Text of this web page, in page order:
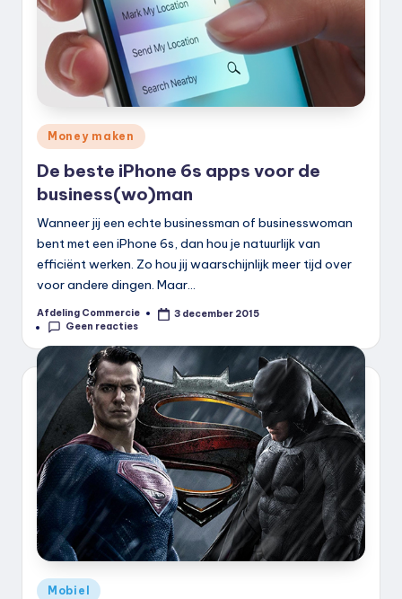
Geplaatst
Money maken
De beste iPhone 6s apps voor de
business(wo)man
Wanneer jij een echte businessman of businesswoman
bent met een iPhone 6s, dan hou je natuurlijk van
efficiënt werken. Zo hou jij waarschijnlijk meer tijd over
voor andere dingen. Maar…
Geplaatst
door
Afdeling Commercie
3 december 2015
Geen reacties
Geplaatst
Mobiel